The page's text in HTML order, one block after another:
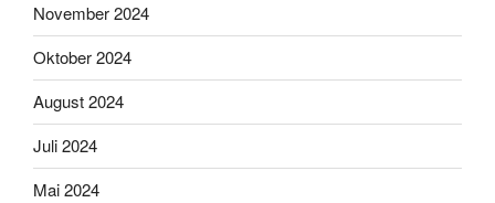
November 2024
Oktober 2024
August 2024
Juli 2024
Mai 2024